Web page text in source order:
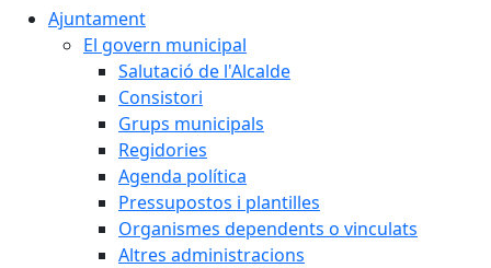
Ajuntament
El govern municipal
Salutació de l'Alcalde
Consistori
Grups municipals
Regidories
Agenda política
Pressupostos i plantilles
Organismes dependents o vinculats
Altres administracions